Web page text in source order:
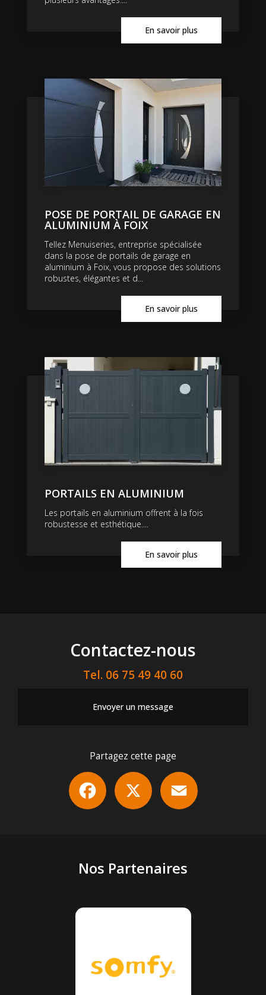
En savoir plus
POSE DE PORTAIL DE GARAGE EN
ALUMINIUM À FOIX
Tellez Menuiseries, entreprise spécialisée
dans la pose de portails de garage en
aluminium à Foix, vous propose des solutions
robustes, élégantes et d...
En savoir plus
PORTAILS EN ALUMINIUM
Les portails en aluminium offrent à la fois
robustesse et esthétique....
En savoir plus
Contactez-nous
Tel. 06 75 49 40 60
Envoyer un message
Partagez cette page
Facebook
Nos Partenaires